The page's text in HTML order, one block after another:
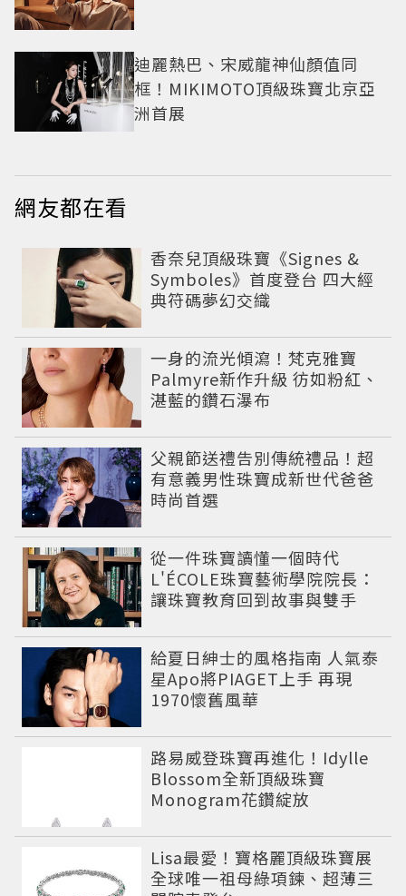
迪麗熱巴、宋威龍神仙顏值同
框！MIKIMOTO頂級珠寶北京亞
洲首展
網友都在看
香奈兒頂級珠寶《Signes &
Symboles》首度登台 四大經
典符碼夢幻交織
一身的流光傾瀉！梵克雅寶
Palmyre新作升級 彷如粉紅、
湛藍的鑽石瀑布
父親節送禮告別傳統禮品！超
有意義男性珠寶成新世代爸爸
時尚首選
從一件珠寶讀懂一個時代
L'ÉCOLE珠寶藝術學院院長：
讓珠寶教育回到故事與雙手
給夏日紳士的風格指南 人氣泰
星Apo將PIAGET上手 再現
1970懷舊風華
路易威登珠寶再進化！Idylle
Blossom全新頂級珠寶
Monogram花鑽綻放
Lisa最愛！寶格麗頂級珠寶展
全球唯一祖母綠項鍊、超薄三